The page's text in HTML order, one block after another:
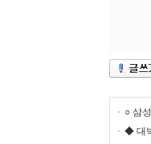
○ 삼
◆ 대